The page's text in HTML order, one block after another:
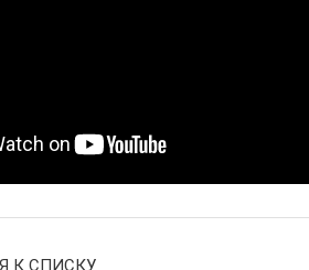
К СПИСКУ